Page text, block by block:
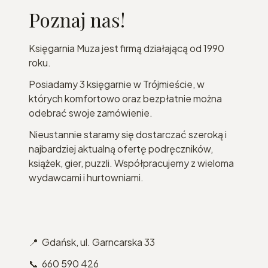
Poznaj nas!
Księgarnia Muza jest firmą działającą od 1990
roku.
Posiadamy 3 księgarnie w Trójmieście, w
których komfortowo oraz bezpłatnie można
odebrać swoje zamówienie.
Nieustannie staramy się dostarczać szeroką i
najbardziej aktualną ofertę podręczników,
książek, gier, puzzli. Współpracujemy z wieloma
wydawcami i hurtowniami.
📍 Gdańsk, ul. Garncarska 33
📞 660 590 426